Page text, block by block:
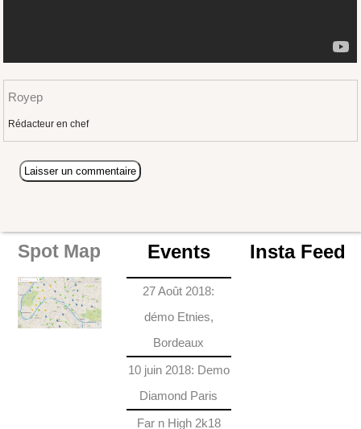
Royep
Rédacteur en chef
Spot Map Events
27 Août 2018:
démo Etnies,
Bordeaux
10 juin 2018: Demo
Diamond Paris
Far n High 2k18
Insta Feed